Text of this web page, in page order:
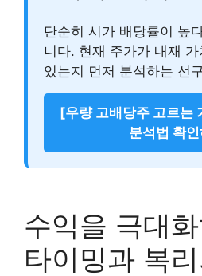
단순히 시가 배당률이 높
니다. 현재 주가가 내재
있는지 먼저 분석하는 선
[우량 고배당주 고르는
분석법 확
수익을 극대
타이밍과 복